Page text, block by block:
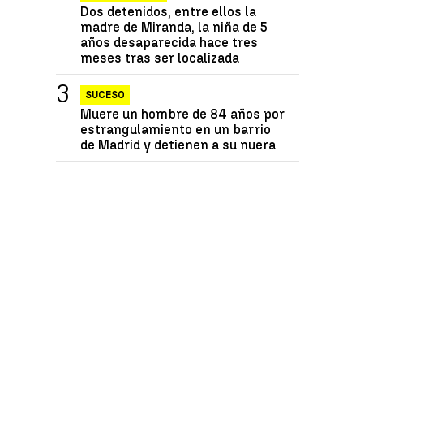
Dos detenidos, entre ellos la
madre de Miranda, la niña de 5
años desaparecida hace tres
meses tras ser localizada
SUCESO
Muere un hombre de 84 años por
estrangulamiento en un barrio
de Madrid y detienen a su nuera